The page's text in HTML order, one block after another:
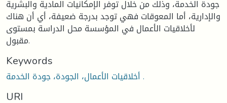
جودة الخدمة، وذلك من خلال توفر الإمكانيات المادية والبشرية
والإدارية، أما المعوقات فهي توجد بدرجة ضعيفة، أي أن هناك
لأخلاقيات الأعمال في المؤسسة محل الدراسة بمستوى
مقبول.
Keywords
أخلاقيات الأعمال، الجودة، جودة الخدمة .
URI